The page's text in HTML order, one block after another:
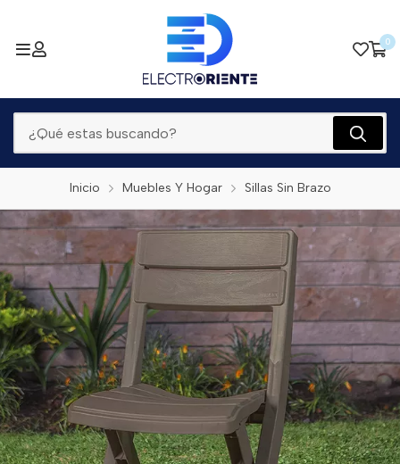
0
Inicio Muebles Y Hogar Sillas Sin Brazo